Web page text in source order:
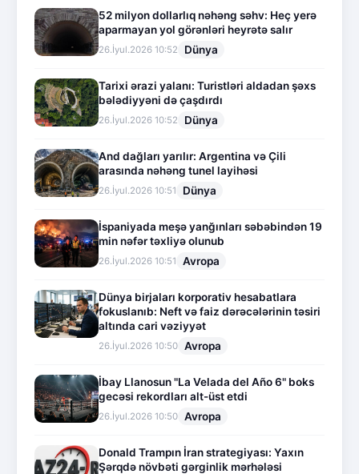
52 milyon dollarlıq nəhəng səhv: Heç yerə
aparmayan yol görənləri heyrətə salır
26.İyul.2026 10:52 Dünya
Tarixi ərazi yalanı: Turistləri aldadan şəxs
bələdiyyəni də çaşdırdı
26.İyul.2026 10:52 Dünya
And dağları yarılır: Argentina və Çili
arasında nəhəng tunel layihəsi
26.İyul.2026 10:51 Dünya
İspaniyada meşə yanğınları səbəbindən 19
min nəfər təxliyə olunub
26.İyul.2026 10:51 Avropa
Dünya birjaları korporativ hesabatlara
fokuslanıb: Neft və faiz dərəcələrinin təsiri
altında cari vəziyyət
26.İyul.2026 10:50 Avropa
İbay Llanosun "La Velada del Año 6" boks
gecəsi rekordları alt-üst etdi
26.İyul.2026 10:50 Avropa
Donald Trampın İran strategiyası: Yaxın
Şərqdə növbəti gərginlik mərhələsi